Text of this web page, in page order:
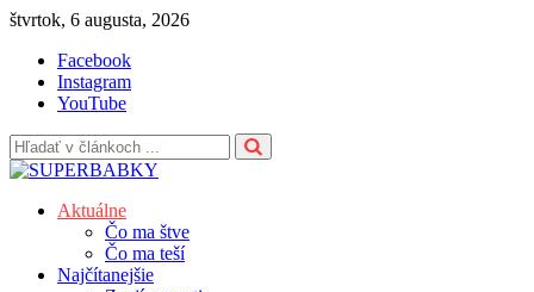
Skip
content
štvrtok, 6 augusta, 2026
Facebook
Instagram
YouTube
Aktuálne
Čo ma štve
Čo ma teší
Najčítanejšie